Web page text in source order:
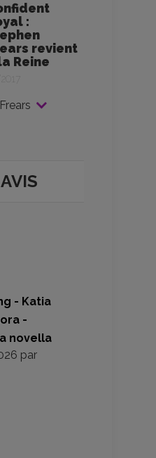
:
revient
Reine
- Katia
-
novella
par